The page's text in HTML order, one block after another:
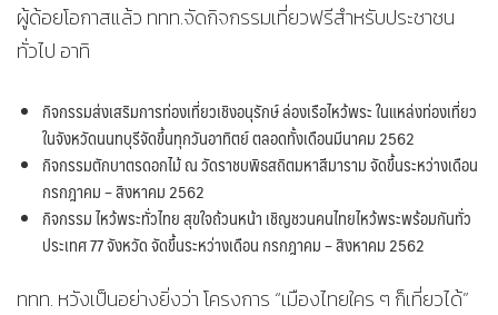
ผู้ด้อยโอกาสแล้ว ททท.จัดกิจกรรมเที่ยวฟรีสำหรับประชาชน
ทั่วไป อาทิ
กิจกรรมส่งเสริมการท่องเที่ยวเชิงอนุรักษ์ ล่องเรือไหว้พระ ในแหล่งท่องเที่ยว
ในจังหวัดนนทบุรีจัดขึ้นทุกวันอาทิตย์ ตลอดทั้งเดือนมีนาคม 2562
กิจกรรมตักบาตรดอกไม้ ณ วัดราชบพิธสถิตมหาสีมาราม จัดขึ้นระหว่างเดือน
กรกฎาคม – สิงหาคม 2562
กิจกรรม ไหว้พระทั่วไทย สุขใจถ้วนหน้า เชิญชวนคนไทยไหว้พระพร้อมกันทั่ว
ประเทศ 77 จังหวัด จัดขึ้นระหว่างเดือน กรกฎาคม – สิงหาคม 2562
ททท. หวังเป็นอย่างยิ่งว่า โครงการ “เมืองไทยใคร ๆ ก็เที่ยวได้”